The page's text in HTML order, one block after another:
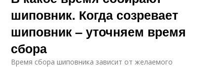
шиповник. Когда созревает
шиповник – уточняем время
сбора
Время сбора шиповника зависит от желаемого